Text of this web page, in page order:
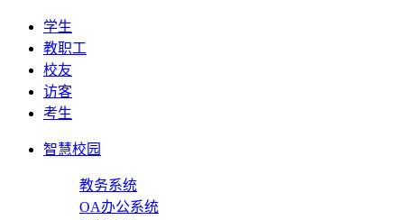
学生
教职工
校友
访客
考生
智慧校园
教务系统
OA办公系统